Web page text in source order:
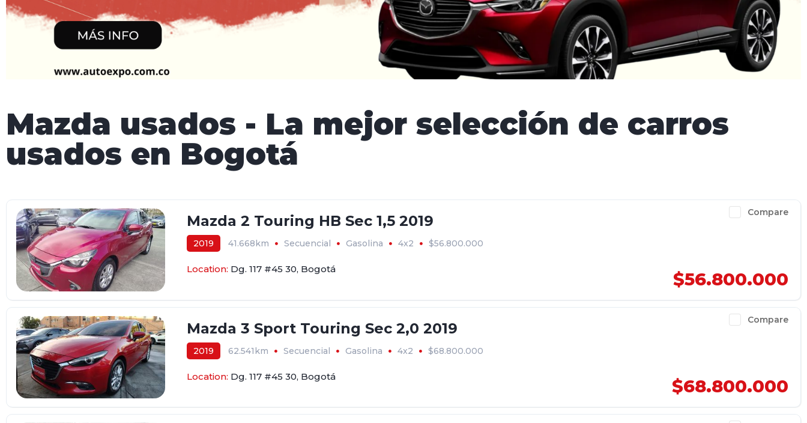
Mazda usados - La mejor selección de carros
usados en Bogotá
Compare
Mazda 2 Touring HB Sec 1,5 2019
2019 41.668km Secuencial Gasolina 4x2 $56.800.000
Location: Dg. 117 #45 30, Bogotá $56.800.000
Compare
Mazda 3 Sport Touring Sec 2,0 2019
2019 62.541km Secuencial Gasolina 4x2 $68.800.000
Location: Dg. 117 #45 30, Bogotá $68.800.000